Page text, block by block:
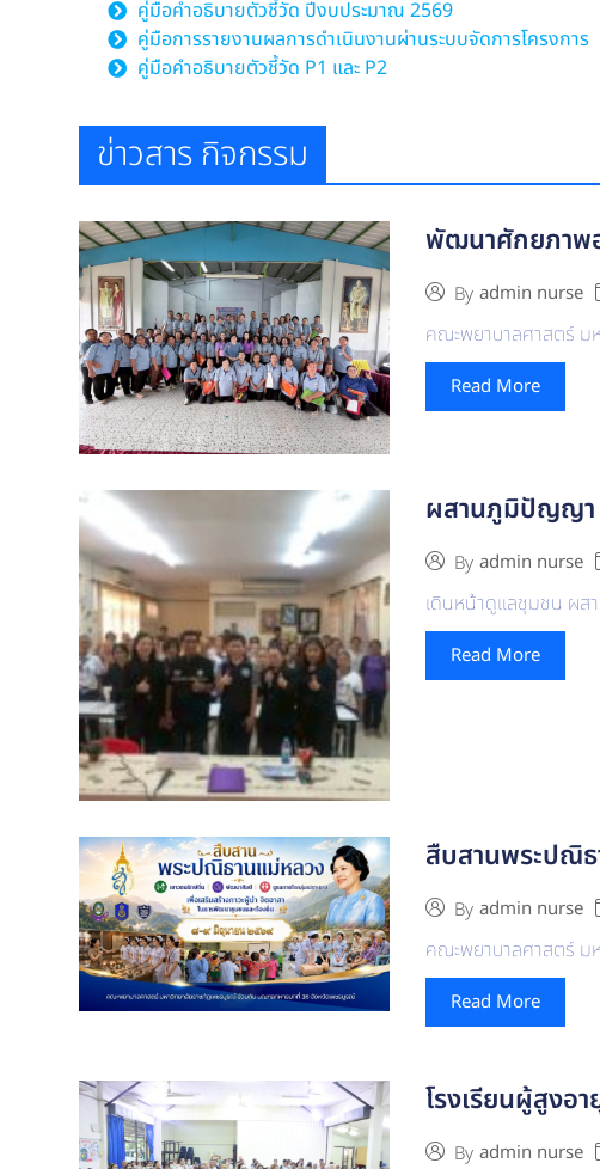
คู่มือคำอธิบายตัวชี้วัด ปีงบประมาณ 2569
คู่มือการรายงานผลการดำเนินงานผ่านระบบจัดการโครงการ
คู่มือคำอธิบายตัวชี้วัด P1 และ P2
ข่าวสาร กิจกรรม
พัฒนาศักยภาพ
By admin nurse
คณะพยาบาลศาสตร์ ม
Read More
ผสานภูมิปัญญา
By admin nurse
เดินหน้าดูแลชุมชน ผส
Read More
สืบสานพระปณิ
By admin nurse
คณะพยาบาลศาสตร์ ม
Read More
โรงเรียนผู้สูงอ
By admin nurse